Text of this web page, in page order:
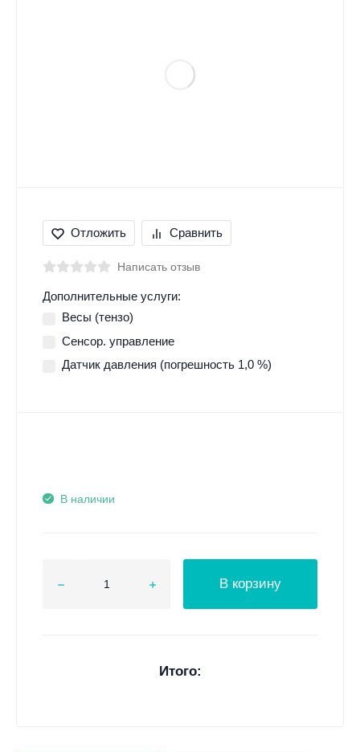
Отложить Сравнить
Написать отзыв
Дополнительные услуги:
Весы (тензо)
Сенсор. управление
Датчик давления (погрешность 1,0 %)
В наличии
В корзину
Итого: